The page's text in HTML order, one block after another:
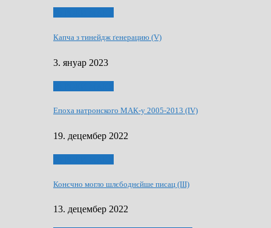
Капча з тинейдж ґенерацию (V)
3. януар 2023
Епоха натронского МАК-у 2005-2013 (IV)
19. децембер 2022
Конєчно могло шлєбоднєйше писац (III)
13. децембер 2022